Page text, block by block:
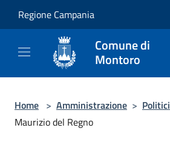
Regione Campania
Comune di
Montoro
Home > Amministrazione > Politici
Maurizio del Regno